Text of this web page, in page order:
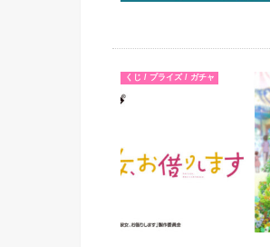
くじ / プライズ / ガチャ